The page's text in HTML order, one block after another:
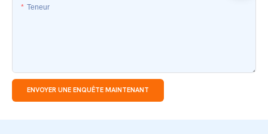
Teneur
ENVOYER UNE ENQUÊTE MAINTENANT